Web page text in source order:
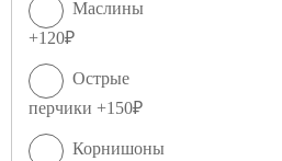
Маслины
+120₽
Острые
перчики +150₽
Корнишоны